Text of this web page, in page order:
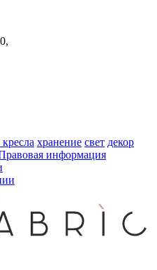
хранение свет декор
информация